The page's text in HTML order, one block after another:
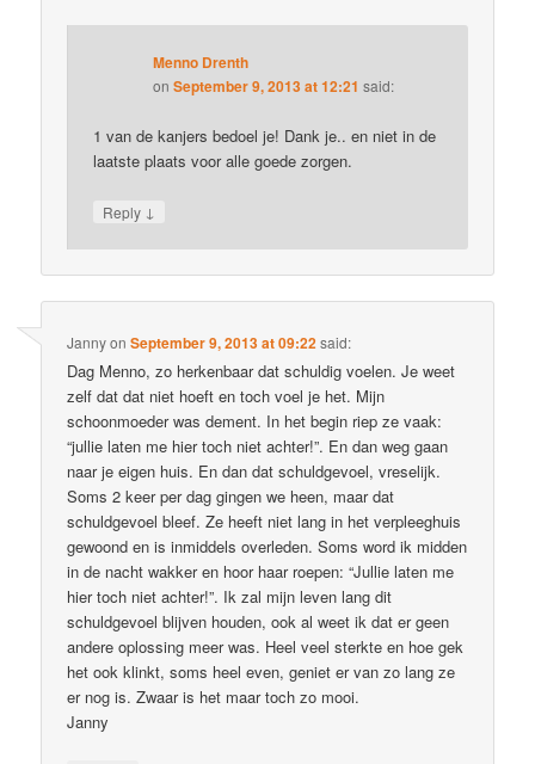
Menno Drenth
onSeptember 9, 2013 at 12:21 said:
1 van de kanjers bedoel je! Dank je.. en niet in de
laatste plaats voor alle goede zorgen.
Reply ↓
JannyonSeptember 9, 2013 at 09:22said:
Dag Menno, zo herkenbaar dat schuldig voelen. Je weet
zelf dat dat niet hoeft en toch voel je het. Mijn
schoonmoeder was dement. In het begin riep ze vaak:
“jullie laten me hier toch niet achter!”. En dan weg gaan
naar je eigen huis. En dan dat schuldgevoel, vreselijk.
Soms 2 keer per dag gingen we heen, maar dat
schuldgevoel bleef. Ze heeft niet lang in het verpleeghuis
gewoond en is inmiddels overleden. Soms word ik midden
in de nacht wakker en hoor haar roepen: “Jullie laten me
hier toch niet achter!”. Ik zal mijn leven lang dit
schuldgevoel blijven houden, ook al weet ik dat er geen
andere oplossing meer was. Heel veel sterkte en hoe gek
het ook klinkt, soms heel even, geniet er van zo lang ze
er nog is. Zwaar is het maar toch zo mooi.
Janny